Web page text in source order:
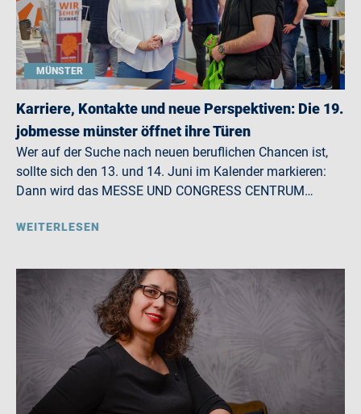
MÜNSTER
Karriere, Kontakte und neue Perspektiven: Die 19.
jobmesse münster öffnet ihre Türen
Wer auf der Suche nach neuen beruflichen Chancen ist,
sollte sich den 13. und 14. Juni im Kalender markieren:
Dann wird das MESSE UND CONGRESS CENTRUM…
WEITERLESEN